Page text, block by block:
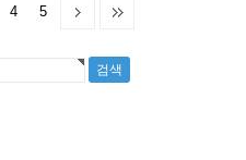
4 5